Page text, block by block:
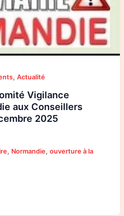
, Actualité
Vigilance
aux Conseillers
2025
, Normandie, ouverture à la